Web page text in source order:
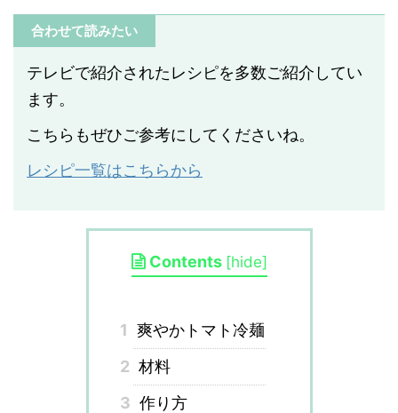
合わせて読みたい
テレビで紹介されたレシピを多数ご紹介してい
ます。
こちらもぜひご参考にしてくださいね。
レシピ一覧はこちらから
Contents [hide]
1 爽やかトマト冷麺
2 材料
3 作り方